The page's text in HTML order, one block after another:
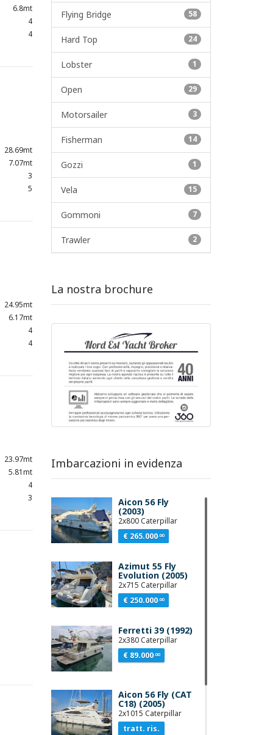
6.8mt
4
4
28.69mt
7.07mt
3
5
24.95mt
6.17mt
4
4
23.97mt
5.81mt
4
3
Flying Bridge 58
Hard Top 24
Lobster 1
Open 29
Motorsailer 3
Fisherman 14
Gozzi 1
Vela 15
Gommoni 7
Trawler 2
La nostra brochure
Imbarcazioni in evidenza
Aicon 56 Fly
(2003)
2x800 Caterpillar
€ 265.000.00
Azimut 55 Fly
Evolution (2005)
2x715 Caterpillar
€ 250.000.00
Ferretti 39 (1992)
2x380 Caterpillar
€ 89.000.00
Aicon 56 Fly (CAT
C18) (2005)
2x1015 Caterpillar
tratt. ris.